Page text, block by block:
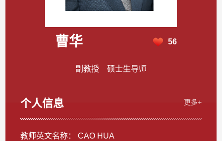
曹华 56
副教授 硕士生导师
个人信息 更多+
教师英文名称： CAO HUA